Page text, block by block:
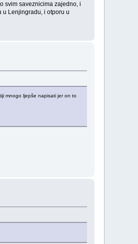
svim saveznicima zajedno, i
u Lenjingradu, i otporu u
mnogo ljepše napisati jer on to